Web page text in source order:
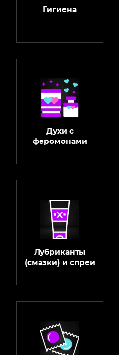
Гигиена
Духи с
феромонами
Лубриканты
(смазки) и спреи